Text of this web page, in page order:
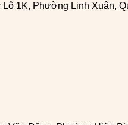
Lộ 1K, Phường Linh Xuân,